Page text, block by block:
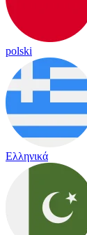
polski
Ελληνικά